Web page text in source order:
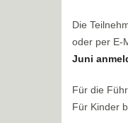
Die
oder per E-
Juni
Für die
Für Kinder